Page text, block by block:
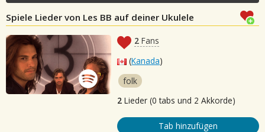
Spiele Lieder von Les BB auf deiner Ukulele
2 Fans
(Kanada)
folk
2 Lieder (0 tabs und 2 Akkorde)
Tab hinzufügen